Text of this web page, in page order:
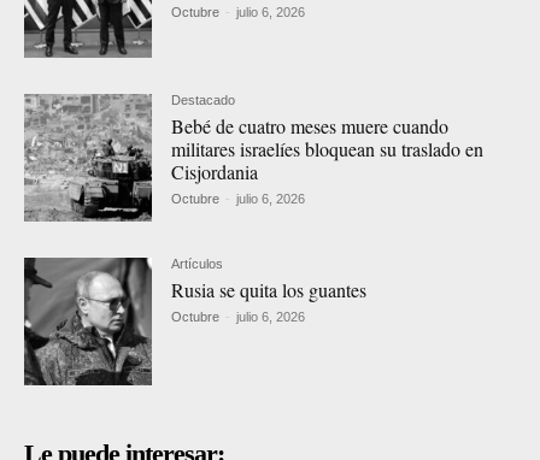
Octubre - julio 6, 2026
Destacado
Bebé de cuatro meses muere cuando
militares israelíes bloquean su traslado en
Cisjordania
Octubre - julio 6, 2026
Artículos
Rusia se quita los guantes
Octubre - julio 6, 2026
Le puede interesar: